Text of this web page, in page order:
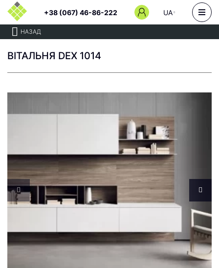
+38 (067) 46-86-222 UA
НАЗАД
ВІТАЛЬНЯ DEX 1014